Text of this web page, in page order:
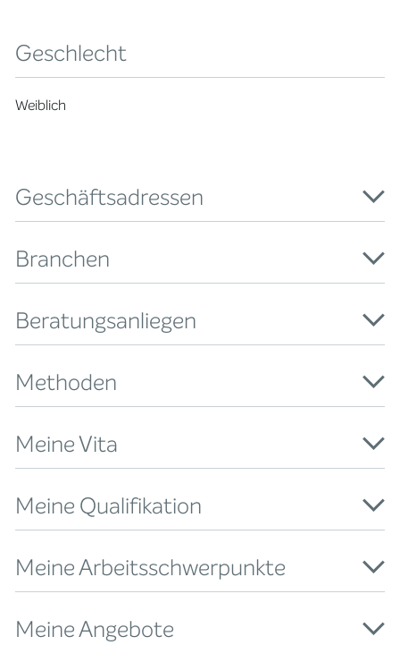
Geschlecht
Weiblich
Geschäftsadressen
Branchen
Beratungsanliegen
Methoden
Meine Vita
Meine Qualifikation
Meine Arbeitsschwerpunkte
Meine Angebote